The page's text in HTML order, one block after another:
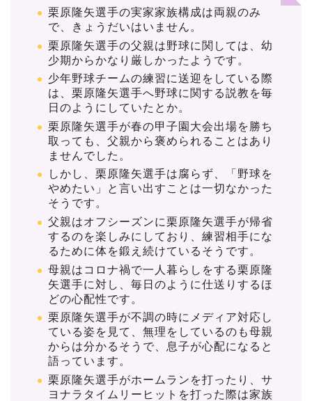
栗原隆矢選手の実家家族構成は両親のみ
で、きょうだいはいません。
栗原隆矢選手の父親は野球に関しては、幼
少期からかなり厳しかったようです。
少年野球チームの練習に送迎をしている際
は、栗原隆矢選手へ野球に関する説教を毎
日のようにしていたとか。
栗原隆矢選手が春の甲子園大会出場を勝ち
取っても、父親から褒められることはあり
ませんでした。
しかし、栗原隆矢選手は腐らず、「野球を
やめたい」と言い出すことは一切なかった
そうです。
父親はオフシーズンに栗原隆矢選手が帰省
するのを楽しみにしており、練習相手にな
るために体を鍛え続けているそうです。
母親はコロナ禍で一人暮らしをする栗原隆
矢選手に対し、毎日のように仕送りするほ
どの心配性です。
栗原隆矢選手が不調の時にメディア対応し
ている姿を見て、無理をしているのも母親
からは分かるそうで、息子が心配になると
語っています。
栗原隆矢選手がホームランを打ったり、サ
ヨナラタイムリーヒットを打った際は家族